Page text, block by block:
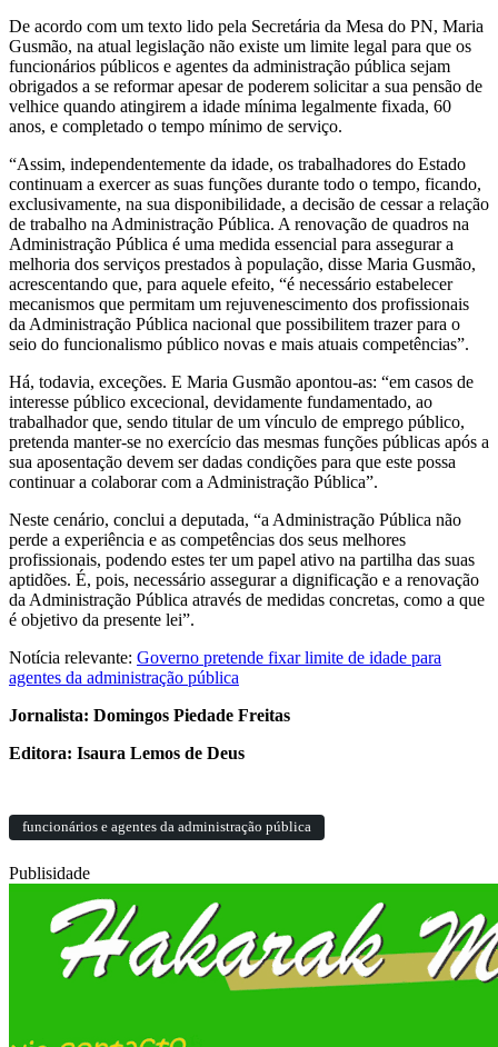
De acordo com um texto lido pela Secretária da Mesa do PN, Maria
Gusmão, na atual legislação não existe um limite legal para que os
funcionários públicos e agentes da administração pública sejam
obrigados a se reformar apesar de poderem solicitar a sua pensão de
velhice quando atingirem a idade mínima legalmente fixada, 60
anos, e completado o tempo mínimo de serviço.
“Assim, independentemente da idade, os trabalhadores do Estado
continuam a exercer as suas funções durante todo o tempo, ficando,
exclusivamente, na sua disponibilidade, a decisão de cessar a relação
de trabalho na Administração Pública. A renovação de quadros na
Administração Pública é uma medida essencial para assegurar a
melhoria dos serviços prestados à população, disse Maria Gusmão,
acrescentando que, para aquele efeito, “é necessário estabelecer
mecanismos que permitam um rejuvenescimento dos profissionais
da Administração Pública nacional que possibilitem trazer para o
seio do funcionalismo público novas e mais atuais competências”.
Há, todavia, exceções. E Maria Gusmão apontou-as: “em casos de
interesse público excecional, devidamente fundamentado, ao
trabalhador que, sendo titular de um vínculo de emprego público,
pretenda manter-se no exercício das mesmas funções públicas após a
sua aposentação devem ser dadas condições para que este possa
continuar a colaborar com a Administração Pública”.
Neste cenário, conclui a deputada, “a Administração Pública não
perde a experiência e as competências dos seus melhores
profissionais, podendo estes ter um papel ativo na partilha das suas
aptidões. É, pois, necessário assegurar a dignificação e a renovação
da Administração Pública através de medidas concretas, como a que
é objetivo da presente lei”.
Notícia relevante: Governo pretende fixar limite de idade para
agentes da administração pública
Jornalista: Domingos Piedade Freitas
Editora: Isaura Lemos de Deus
funcionários e agentes da administração pública
Publisidade